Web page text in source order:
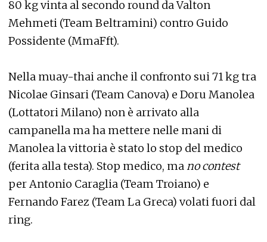
80 kg vinta al secondo round da Valton
Mehmeti (Team Beltramini) contro Guido
Possidente (MmaFft).
Nella muay-thai anche il confronto sui 71 kg tra
Nicolae Ginsari (Team Canova) e Doru Manolea
(Lottatori Milano) non è arrivato alla
campanella ma ha mettere nelle mani di
Manolea la vittoria è stato lo stop del medico
(ferita alla testa). Stop medico, mano contest
per Antonio Caraglia (Team Troiano) e
Fernando Farez (Team La Greca) volati fuori dal
ring.